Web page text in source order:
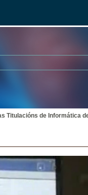
Titulacións de Informática